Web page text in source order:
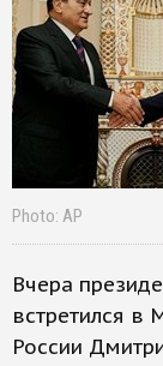
Photo: AP
Вчера
встретился в
России